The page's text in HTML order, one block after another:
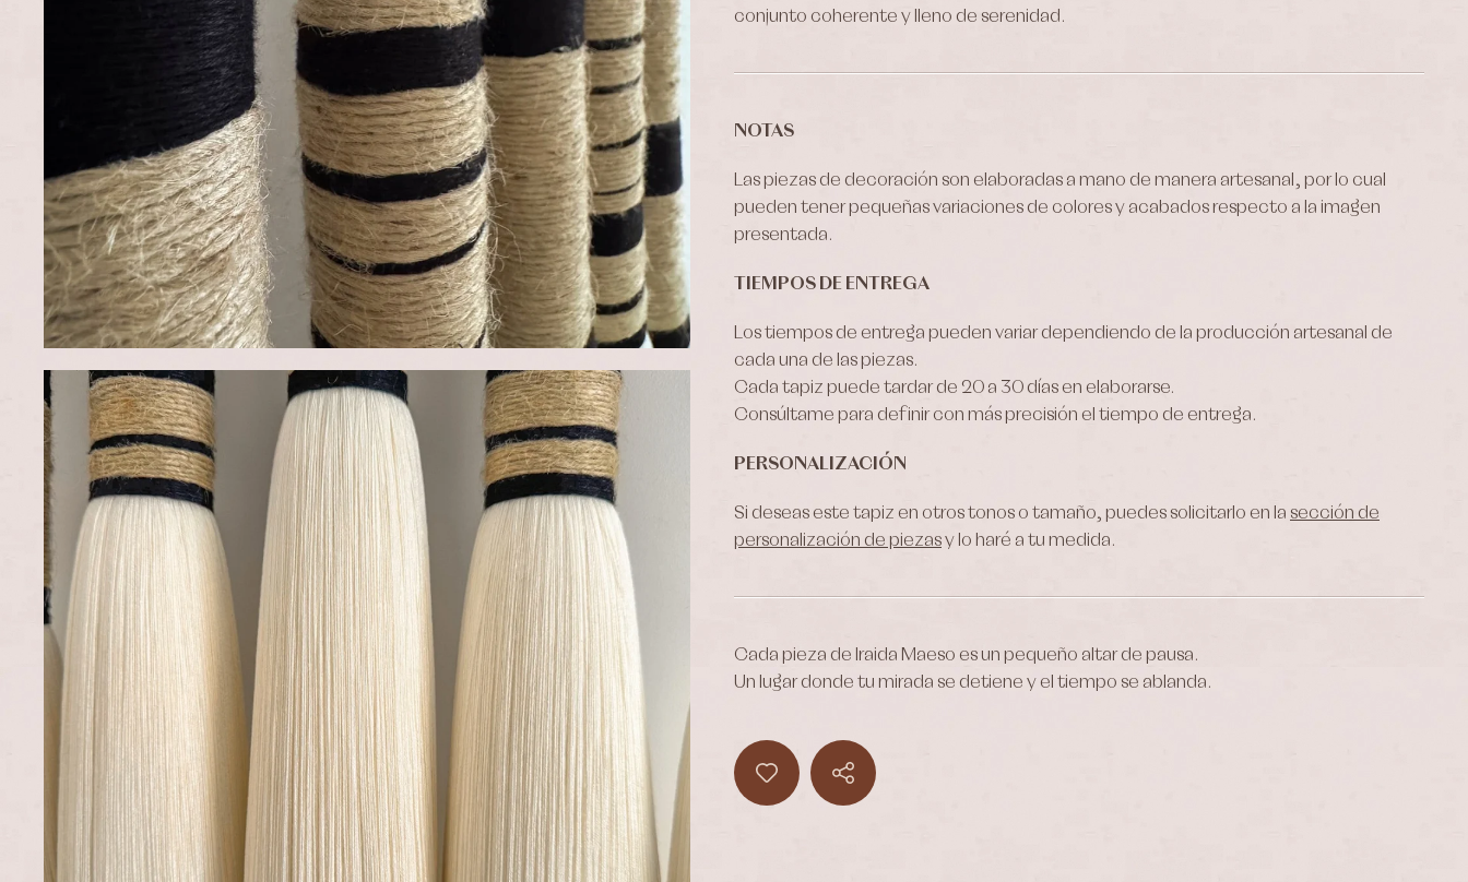
conjunto coherente y lleno de serenidad.
NOTAS
Las piezas de decoración son elaboradas a mano de manera artesanal, por lo cual
pueden tener pequeñas variaciones de colores y acabados respecto a la imagen
presentada.
TIEMPOS DE ENTREGA
Los tiempos de entrega pueden variar dependiendo de la producción artesanal de
cada una de las piezas.
Cada tapiz puede tardar de 20 a 30 días en elaborarse.
Consúltame para definir con más precisión el tiempo de entrega.
PERSONALIZACIÓN
Si deseas este tapiz en otros tonos o tamaño, puedes solicitarlo en la sección de
personalización de piezasy lo haré a tu medida.
Cada pieza de Iraida Maeso es un pequeño altar de pausa.
Un lugar donde tu mirada se detiene y el tiempo se ablanda.